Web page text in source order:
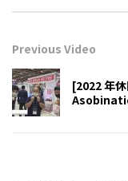
Previous Video
[2022 年